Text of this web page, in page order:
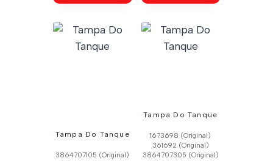
Tampa Do Tanque
3864707105 (Original)
Tampa Do Tanque
1673698 (Original)
361692 (Original)
3864707305 (Original)